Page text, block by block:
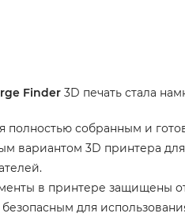
Finder 3D печать стала
полностью собранным и
вариантом 3D принтера
в принтере защищены от
для